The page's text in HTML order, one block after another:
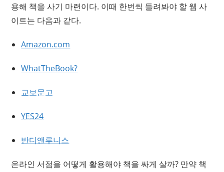
용해 책을 사기 마련이다. 이때 한번씩 들려봐야 할 웹 사
이트는 다음과 같다.
Amazon.com
WhatTheBook?
교보문고
YES24
반디앤루니스
온라인 서점을 어떻게 활용해야 책을 싸게 살까? 만약 책